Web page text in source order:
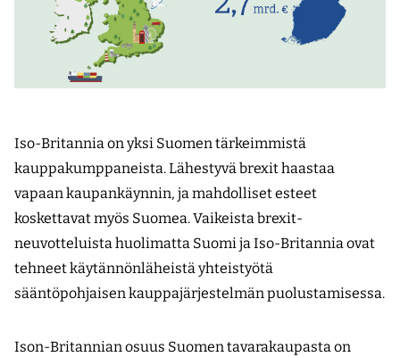
Iso-Britannia on yksi Suomen tärkeimmistä
kauppakumppaneista. Lähestyvä brexit haastaa
vapaan kaupankäynnin, ja mahdolliset esteet
koskettavat myös Suomea. Vaikeista brexit-
neuvotteluista huolimatta Suomi ja Iso-Britannia ovat
tehneet käytännönläheistä yhteistyötä
sääntöpohjaisen kauppajärjestelmän puolustamisessa.
Ison-Britannian osuus Suomen tavarakaupasta on